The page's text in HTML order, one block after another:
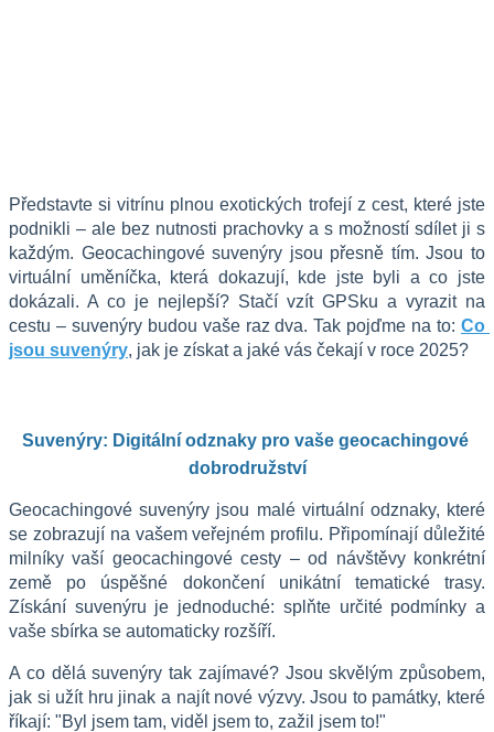
Představte si vitrínu plnou exotických trofejí z cest, které jste
podnikli – ale bez nutnosti prachovky a s možností sdílet ji s
každým. Geocachingové suvenýry jsou přesně tím. Jsou to
virtuální uměníčka, která dokazují, kde jste byli a co jste
dokázali. A co je nejlepší? Stačí vzít GPSku a vyrazit na
cestu – suvenýry budou vaše raz dva. Tak pojďme na to: Co
jsou suvenýry, jak je získat a jaké vás čekají v roce 2025?
Suvenýry: Digitální odznaky pro vaše geocachingové
dobrodružství
Geocachingové suvenýry jsou malé virtuální odznaky, které
se zobrazují na vašem veřejném profilu. Připomínají důležité
milníky vaší geocachingové cesty – od návštěvy konkrétní
země po úspěšné dokončení unikátní tematické trasy.
Získání suvenýru je jednoduché: splňte určité podmínky a
vaše sbírka se automaticky rozšíří.
A co dělá suvenýry tak zajímavé? Jsou skvělým způsobem,
jak si užít hru jinak a najít nové výzvy. Jsou to památky, které
říkají: "Byl jsem tam, viděl jsem to, zažil jsem to!"